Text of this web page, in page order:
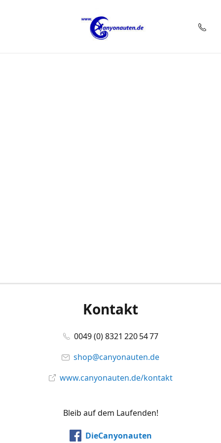
Kontakt
0049 (0) 8321 220 54 77
shop@canyonauten.de
www.canyonauten.de/kontakt
Bleib auf dem Laufenden!
DieCanyonauten